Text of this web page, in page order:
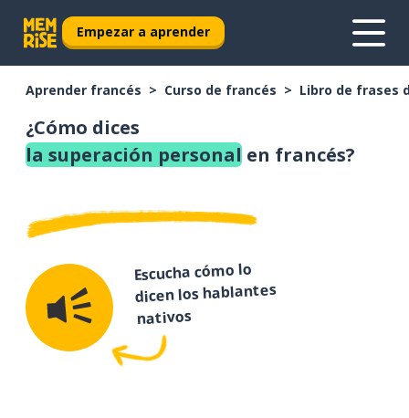
Empezar a aprender
Aprender francés Curso de francés Libro de frases
¿Cómo dices
la superación personal en francés?
Escucha cómo lo
dicen los hablantes
nativos